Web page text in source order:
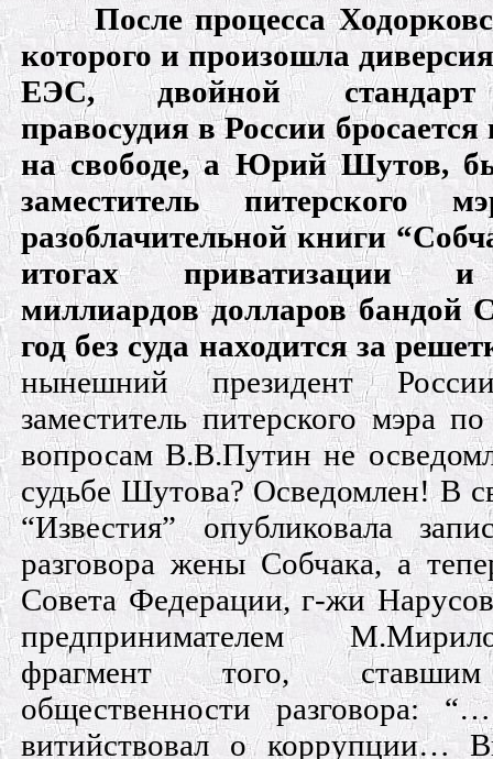
После процесса
которого и произошла
ЕЭС, двойной стандарт
правосудия в России бросается
на свободе, а Юрий Шутов,
заместитель питерского
разоблачительной книги
итогах приватизации и
миллиардов долларов бандой
год без суда находится за
нынешний президент
заместитель питерского мэра
вопросам В.В.Путин не
судьбе Шутова? Осведомлен! В
“Известия” опубликовала
разговора жены Собчака, а
Совета Федерации, г-жи
предпринимателем
фрагмент того, ставшим
общественности разговора:
витийствовал о коррупции…